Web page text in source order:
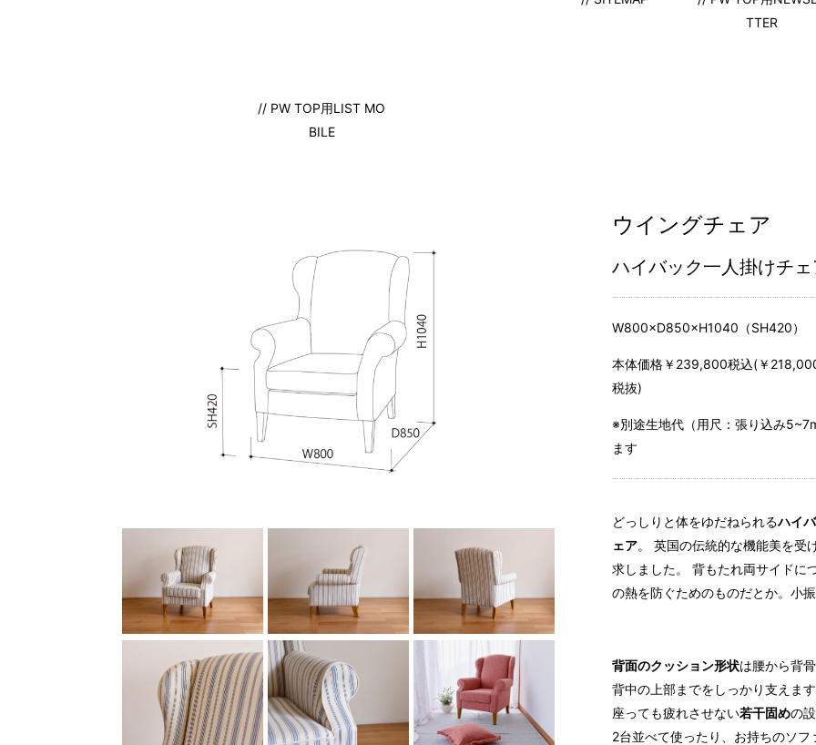
TTER
// PW TOP用LIST MO
BILE
ウイングチェア
ハイバック一人掛けチェ
W800×D850×H1040（SH420）
本体価格￥239,800税込(￥
税抜)
※別途生地代（用尺：張り込み
ます
どっしりと体をゆだねられるハイ
ェア。 英国の伝統的な機能美を受
求しました。 背もたれ両サイドに
の熱を防ぐためのものだとか。小
背面のクッション形状は腰から背
背中の上部までをしっかり支えます
座っても疲れさせない若干固めの
2台並べて使ったり、お持ちのソ